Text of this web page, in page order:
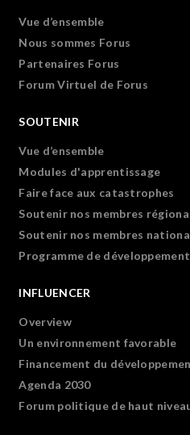
Vue d’ensemble
Nous sommes Forus
Partenaires Forus
Forum Virtuel de Forus
SOUTENIR
Vue d’ensemble
Modules d'apprentissage
Faire face aux catastrophes
Soutenir nos membres
Soutenir nos membres
Programme de
INFLUENCER
Overview
Un environnement favorable
Financement du
Agenda 2030
Forum politique de haut